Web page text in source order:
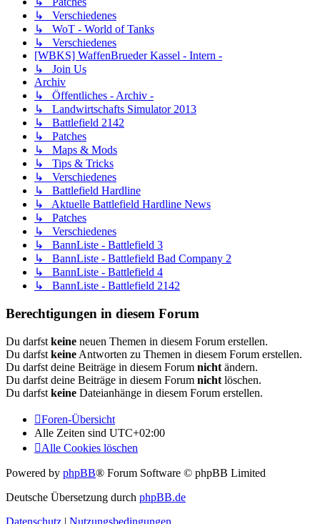
↳ Verschiedenes
↳ WoT - World of Tanks
↳ Verschiedenes
[WBKS] WaffenBrueder Kassel - Intern -
↳ Join Us
Archiv
↳ Öffentliches - Archiv -
↳ Landwirtschafts Simulator 2013
↳ Battlefield 2142
↳ Patches
↳ Maps & Mods
↳ Tips & Tricks
↳ Verschiedenes
↳ Battlefield Hardline
↳ Aktuelle Battlefield Hardline News
↳ Patches
↳ Verschiedenes
↳ BannListe - Battlefield 3
↳ BannListe - Battlefield Bad Company 2
↳ BannListe - Battlefield 4
↳ BannListe - Battlefield 2142
Berechtigungen in diesem Forum
Du darfst keine neuen Themen in diesem Forum erstellen.
Du darfst keine Antworten zu Themen in diesem Forum erstellen.
Du darfst deine Beiträge in diesem Forum nicht ändern.
Du darfst deine Beiträge in diesem Forum nicht löschen.
Du darfst keine Dateianhänge in diesem Forum erstellen.
Foren-Übersicht
Alle Zeiten sind UTC+02:00
Alle Cookies löschen
Powered by phpBB® Forum Software © phpBB Limited
Deutsche Übersetzung durch phpBB.de
Datenschutz | Nutzungsbedingungen